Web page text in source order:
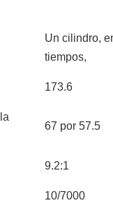
Un cilindro,
tiempos,
173.6
67 por 57.5
9.2:1
10/7000